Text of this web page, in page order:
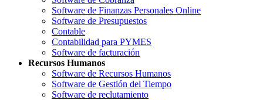
Software de Finanzas Personales Online
Software de Presupuestos
Contable
Contabilidad para PYMES
Software de facturación
Recursos Humanos
Software de Recursos Humanos
Software de Gestión del Tiempo
Software de reclutamiento